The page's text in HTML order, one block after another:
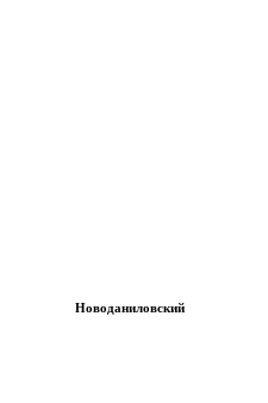
Новоданиловский